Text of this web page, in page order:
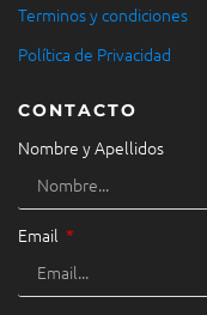
Terminos y condiciones
Política de Privacidad
CONTACTO
Nombre y Apellidos
Email